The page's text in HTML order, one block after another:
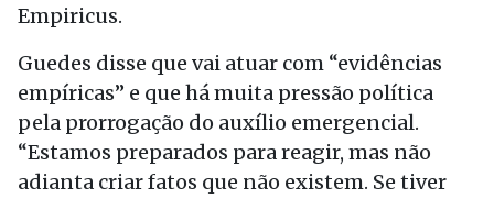
Empiricus.
Guedes disse que vai atuar com “evidências
empíricas” e que há muita pressão política
pela prorrogação do auxílio emergencial.
“Estamos preparados para reagir, mas não
adianta criar fatos que não existem. Se tiver